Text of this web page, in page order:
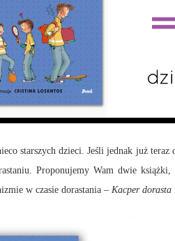
starszych dzieci. Jeśli jednak już
Proponujemy Wam dwie książki,
w czasie dorastania – Kacper dorasta